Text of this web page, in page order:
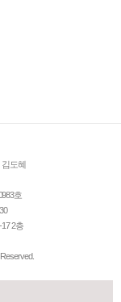
김도혜
호
2층
Reserved.